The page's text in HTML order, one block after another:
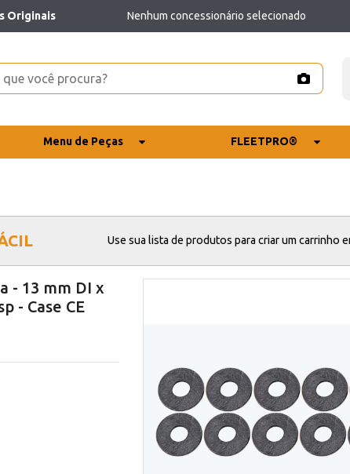
Originais Nenhum concessionário selecionado
Menu de Peças FLEETPRO®
Use sua lista de produtos para criar um carrinho
- 13 mm DI x
- Case CE